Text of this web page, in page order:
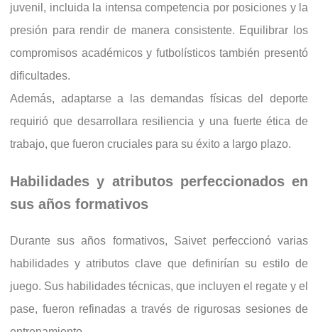
juvenil, incluida la intensa competencia por posiciones y la
presión para rendir de manera consistente. Equilibrar los
compromisos académicos y futbolísticos también presentó
dificultades.
Además, adaptarse a las demandas físicas del deporte
requirió que desarrollara resiliencia y una fuerte ética de
trabajo, que fueron cruciales para su éxito a largo plazo.
Habilidades y atributos perfeccionados en
sus años formativos
Durante sus años formativos, Saivet perfeccionó varias
habilidades y atributos clave que definirían su estilo de
juego. Sus habilidades técnicas, que incluyen el regate y el
pase, fueron refinadas a través de rigurosas sesiones de